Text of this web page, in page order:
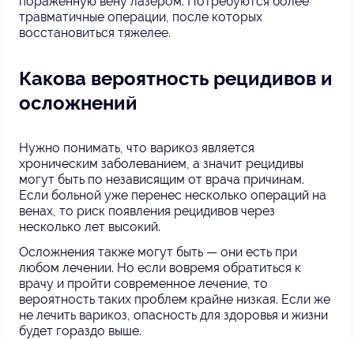
травматичные операции, после которых
восстановиться тяжелее.
Какова вероятность рецидивов и
осложнений
Нужно понимать, что варикоз является
хроническим заболеванием, а значит рецидивы
могут быть по независящим от врача причинам.
Если больной уже перенес несколько операций на
венах, то риск появления рецидивов через
несколько лет высокий.
Осложнения также могут быть — они есть при
любом лечении. Но если вовремя обратиться к
врачу и пройти современное лечение, то
вероятность таких проблем крайне низкая. Если же
не лечить варикоз, опасность для здоровья и жизни
будет гораздо выше.